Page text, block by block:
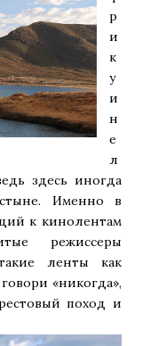
р
и
к
у
и
н
е
л
здесь иногда
Именно в
к кинолентам
режиссеры
ленты как
«никогда»,
поход и